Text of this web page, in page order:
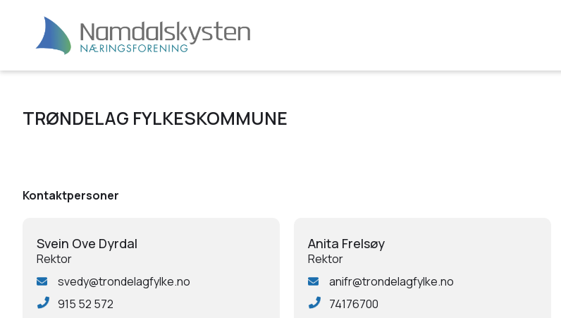
TRØNDELAG FYLKESKOMMUNE
Kontaktpersoner
Svein Ove Dyrdal
Rektor
svedy@trondelagfylke.no
915 52 572
Anita Frelsøy
Rektor
anifr@trondelagfylke.no
74176700